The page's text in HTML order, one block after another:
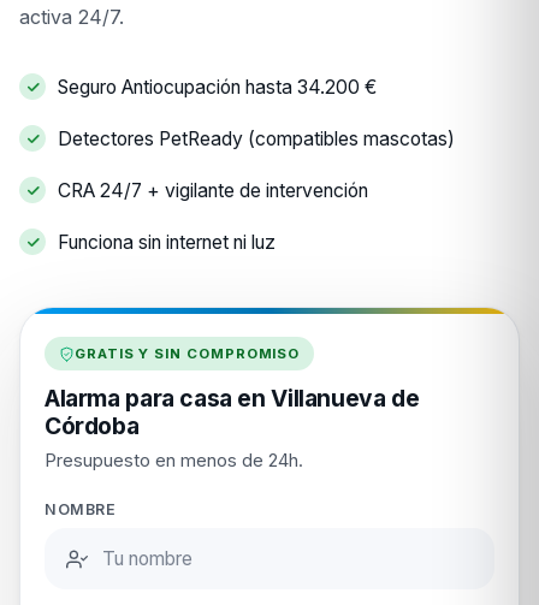
activa 24/7.
Seguro Antiocupación hasta 34.200 €
Detectores PetReady (compatibles mascotas)
CRA 24/7 + vigilante de intervención
Funciona sin internet ni luz
GRATIS Y SIN COMPROMISO
Alarma para casa en Villanueva de
Córdoba
Presupuesto en menos de 24h.
NOMBRE